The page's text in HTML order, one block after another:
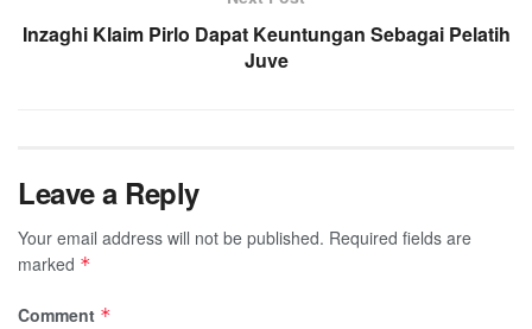
Inzaghi Klaim Pirlo Dapat Keuntungan Sebagai Pelatih
Juve
Leave a Reply
Your email address will not be published. Required fields are
marked *
Comment *